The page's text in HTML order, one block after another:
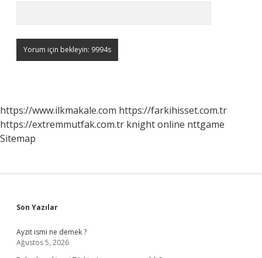
https://www.ilkmakale.com https://farkihisset.com.tr
https://extremmutfak.com.tr knight online nttgame
Sitemap
Sidebar
Son Yazılar
Ayzit ismi ne demek ?
Ağustos 5, 2026